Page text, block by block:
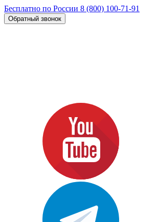
Бесплатно по России 8 (800) 100-71-91
Обратный звонок